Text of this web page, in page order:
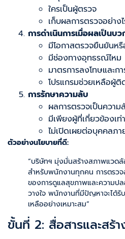
ใครเป็นผู้ตรวจ
เก็บผลการตรวจอย่า
การดำเนินการเมื่อผลเป็นบว
มีโอกาสตรวจยืนยันหรื
มีช่องทางอุทธรณ์ไหม
มาตรการลงโทษและกา
โปรแกรมช่วยเหลือผู้
การรักษาความลับ
ผลการตรวจเป็นความ
มีเพียงผู้ที่เกี่ยวข้องเ
ไม่เปิดเผยต่อบุคคลภ
ตัวอย่างนโยบายที่ดี:
“บริษัทฯ มุ่งมั่นสร้างสภาพแวด
สำหรับพนักงานทุกคน การตรว
ของการดูแลสุขภาพและความปล
วางใจ พนักงานที่มีปัญหาจะได้รั
เหลืออย่างเหมาะสม”
ขั้นที่ 2: สื่อสารและสร้า